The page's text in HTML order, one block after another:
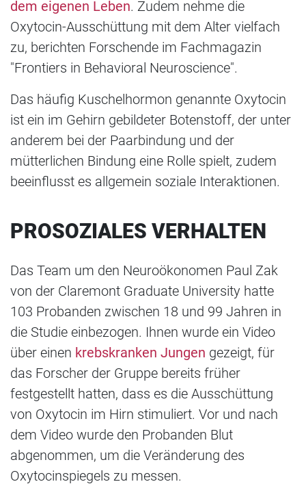
dem eigenen Leben. Zudem nehme die
Oxytocin-Ausschüttung mit dem Alter vielfach
zu, berichten Forschende im Fachmagazin
"Frontiers in Behavioral Neuroscience".
Das häufig Kuschelhormon genannte Oxytocin
ist ein im Gehirn gebildeter Botenstoff, der unter
anderem bei der Paarbindung und der
mütterlichen Bindung eine Rolle spielt, zudem
beeinflusst es allgemein soziale Interaktionen.
PROSOZIALES VERHALTEN
Das Team um den Neuroökonomen Paul Zak
von der Claremont Graduate University hatte
103 Probanden zwischen 18 und 99 Jahren in
die Studie einbezogen. Ihnen wurde ein Video
über einen krebskranken Jungen gezeigt, für
das Forscher der Gruppe bereits früher
festgestellt hatten, dass es die Ausschüttung
von Oxytocin im Hirn stimuliert. Vor und nach
dem Video wurde den Probanden Blut
abgenommen, um die Veränderung des
Oxytocinspiegels zu messen.